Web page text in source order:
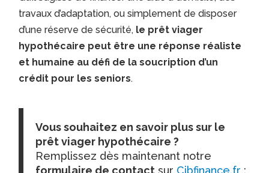
travaux d’adaptation, ou simplement de disposer
d’une réserve de sécurité, le prêt viager
hypothécaire peut être une réponse réaliste
et humaine au défi de la soucription d’un
crédit pour les seniors.
Vous souhaitez en savoir plus sur le
prêt viager hypothécaire ?
Remplissez dès maintenant notre